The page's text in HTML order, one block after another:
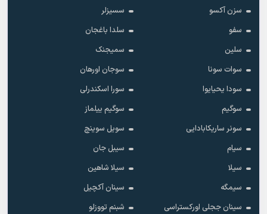
سزن آکسو
سسیزلر
سفو
سلدا باغجان
سلین
سمیجنک
سوات سونا
سوجان اورهان
سودا یحیایوا
سورا اسکندرلی
سوگیم
سوگیم ییلماز
سونر ساریکابادایی
سویل سوینچ
سیام
سیبل جان
سیلا
سیلا شاهین
سیمگه
سینان آکچیل
سینان ججلی اورکستراسی
شبنم تووزلو